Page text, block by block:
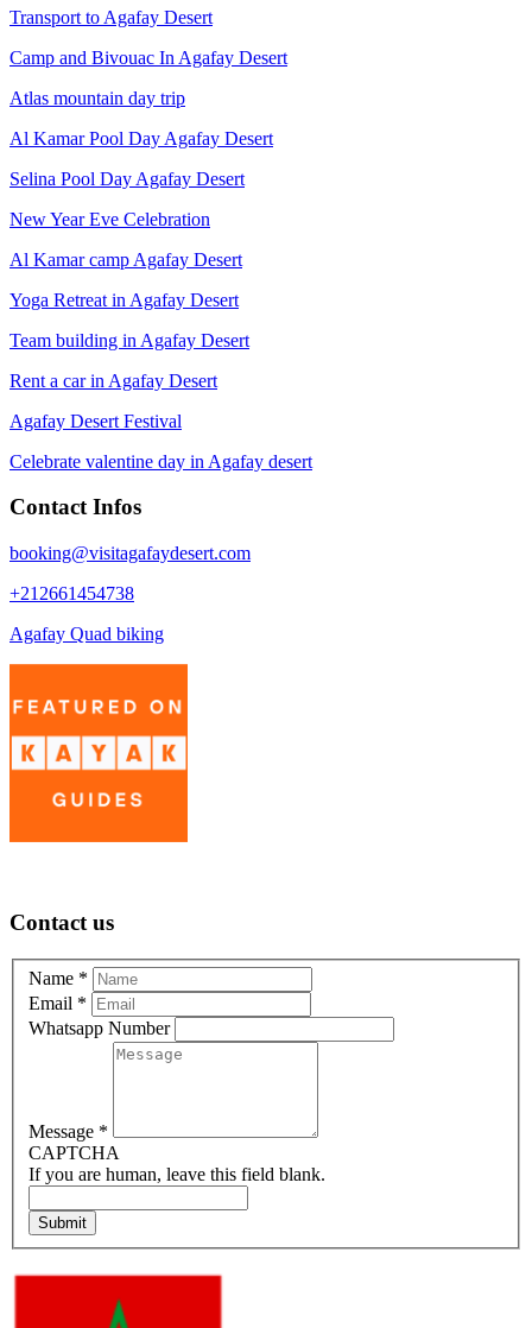
Transport to Agafay Desert
Camp and Bivouac In Agafay Desert
Atlas mountain day trip
Al Kamar Pool Day Agafay Desert
Selina Pool Day Agafay Desert
New Year Eve Celebration
Al Kamar camp Agafay Desert
Yoga Retreat in Agafay Desert
Team building in Agafay Desert
Rent a car in Agafay Desert
Agafay Desert Festival
Celebrate valentine day in Agafay desert
Contact Infos
booking@visitagafaydesert.com
+212661454738
Agafay Quad biking
Contact us
Name *
Email *
Whatsapp Number
Message *
CAPTCHA
If you are human, leave this field blank.